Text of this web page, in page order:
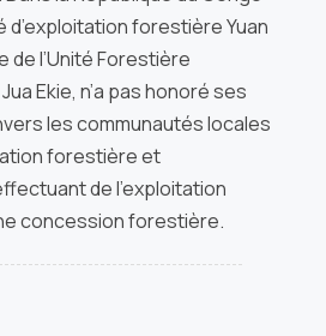
d’exploitation forestière Yuan
l’Unité Forestière
Ekie, n’a pas honoré ses
les communautés locales
forestière et
de l’exploitation
concession forestière.